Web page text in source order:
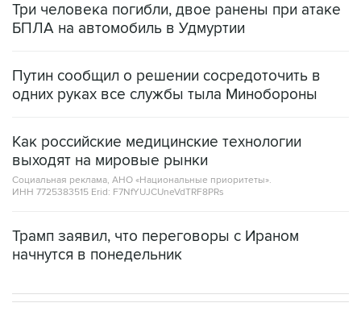
Три человека погибли, двое ранены при атаке
БПЛА на автомобиль в Удмуртии
Путин сообщил о решении сосредоточить в
одних руках все службы тыла Минобороны
Как российские медицинские технологии
выходят на мировые рынки
Социальная реклама, АНО «Национальные приоритеты».
ИНН 7725383515 Erid: F7NfYUJCUneVdTRF8PRs
Трамп заявил, что переговоры с Ираном
начнутся в понедельник